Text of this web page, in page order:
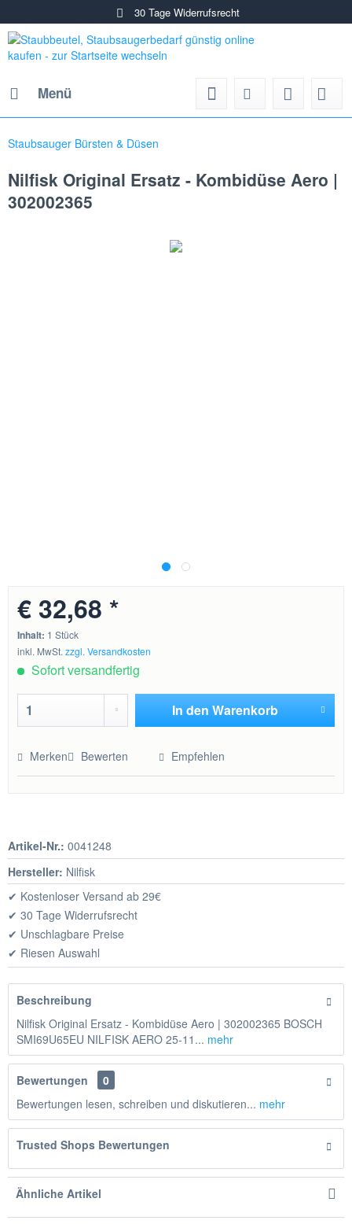
30 Tage Widerrufsrecht
Menü
Staubsauger Bürsten & Düsen
Nilfisk Original Ersatz - Kombidüse Aero |
302002365
€ 32,68 *
Inhalt: 1 Stück
inkl. MwSt.zzgl. Versandkosten
Sofort versandfertig
In den Warenkorb
Merken Bewerten Empfehlen
Artikel-Nr.: 0041248
Hersteller: Nilfisk
✔ Kostenloser Versand ab 29€
✔ 30 Tage Widerrufsrecht
✔ Unschlagbare Preise
✔ Riesen Auswahl
Beschreibung
Nilfisk Original Ersatz - Kombidüse Aero | 302002365 BOSCH
SMI69U65EU NILFISK AERO 25-11... mehr
Bewertungen
0
Bewertungen lesen, schreiben und diskutieren... mehr
Trusted Shops Bewertungen
Ähnliche Artikel